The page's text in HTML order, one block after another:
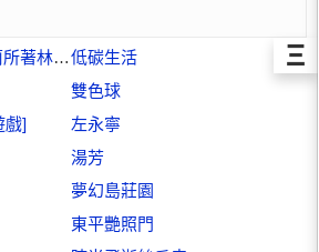
時光飛逝[[加]帕蒂·哥莉所著林福元傳記]低碳生活
雙色球
戲]
左永寧
湯芳
夢幻島莊園
東平艷照門
Ξ